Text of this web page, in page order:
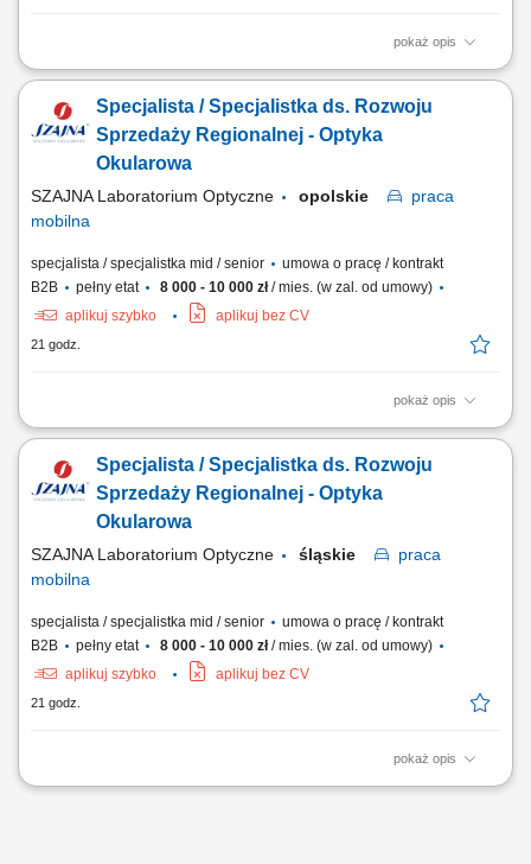
pokaż opis
Zakres obowiązków: Rozwijanie współpracy z lekarzami oraz
obszarze działania. Budowanie zaufania i trwałych relacji z
przedstawicielami środowiska medycznego. Udział w wydarzeniach
naukowych i branżowych oraz reprezentowanie firmy na...
Specjalista / Specjalistka ds. Rozwoju
Sprzedaży Regionalnej - Optyka
Okularowa
SZAJNA Laboratorium Optyczne opolskie
praca
mobilna
specjalista / specjalistka mid / senior
umowa o pracę / kontrakt
B2B
pełny etat 8 000 - 10 000 zł/ mies. (w zal. od umowy)
aplikuj szybko
aplikuj bez CV
21 godz.
pokaż opis
Opis stanowiska Kompleksowa opieka nad obecną siecią partnerów
punktów handlowych. Dbanie o stałą realizację planów sprzedażowych
w oparciu o zatwierdzony budżet roczny. Wdrażanie lokalnych strategii
rynkowych zmierzających...
Specjalista / Specjalistka ds. Rozwoju
Sprzedaży Regionalnej - Optyka
Okularowa
SZAJNA Laboratorium Optyczne śląskie
praca
mobilna
specjalista / specjalistka mid / senior
umowa o pracę / kontrakt
B2B
pełny etat 8 000 - 10 000 zł/ mies. (w zal. od umowy)
aplikuj szybko
aplikuj bez CV
21 godz.
pokaż opis
Opis stanowiska Kompleksowa opieka nad obecną siecią partnerów